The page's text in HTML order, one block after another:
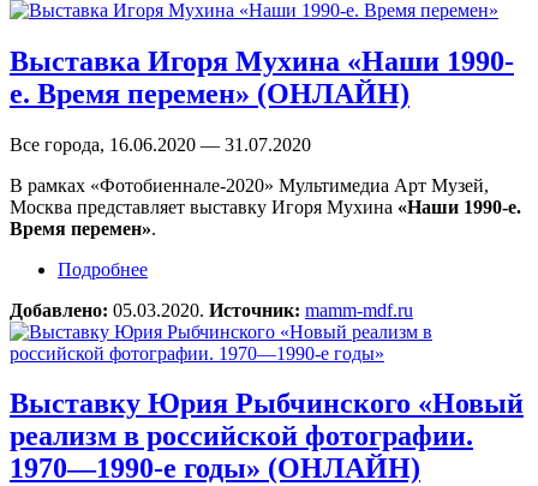
Выставка Игоря Мухина «Наши 1990-
е. Время перемен» (ОНЛАЙН)
Все города, 16.06.2020 — 31.07.2020
В рамках «Фотобиеннале-2020» Мультимедиа Арт Музей,
Москва представляет выставку Игоря Мухина «Наши 1990-е.
Время перемен».
Подробнее
Добавлено: 05.03.2020. Источник: mamm-mdf.ru
Выставку Юрия Рыбчинского «Новый
реализм в российской фотографии.
1970—1990-е годы» (ОНЛАЙН)